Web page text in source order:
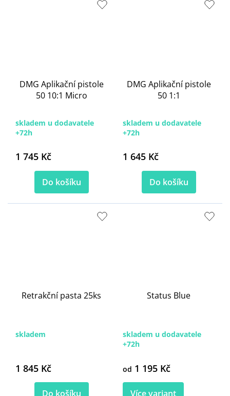
DMG Aplikační pistole
50 10:1 Micro
skladem u dodavatele
+72h
1 745 Kč
Do košíku
DMG Aplikační pistole
50 1:1
skladem u dodavatele
+72h
1 645 Kč
Do košíku
Retrakční pasta 25ks
skladem
1 845 Kč
Do košíku
Status Blue
skladem u dodavatele
+72h
od 1 195 Kč
Více variant